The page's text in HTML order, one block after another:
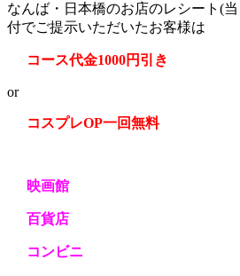
なんば・日本橋のお店のレシート(
付でご提示いただいたお客様は
コース代金1000円引き
or
コスプレOP一回無料
映画館
百貨店
コンビニ